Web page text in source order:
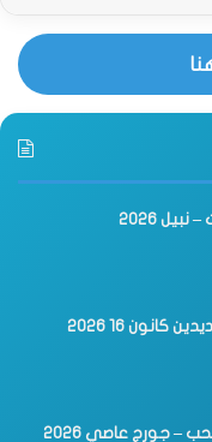
2026
– جورج عاصي 2026